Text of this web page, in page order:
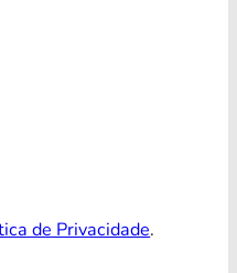
de Privacidade.